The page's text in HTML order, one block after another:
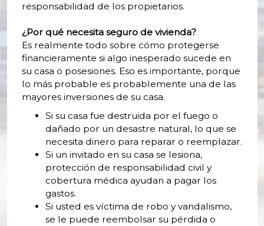
responsabilidad de los propietarios.
¿Por qué necesita seguro de vivienda?
Es realmente todo sobre cómo protegerse
financieramente si algo inesperado sucede en
su casa o posesiones. Eso es importante, porque
lo más probable es probablemente una de las
mayores inversiones de su casa.
Si su casa fue destruida por el fuego o
dañado por un desastre natural, lo que se
necesita dinero para reparar o reemplazar.
Si un invitado en su casa se lesiona,
protección de responsabilidad civil y
cobertura médica ayudan a pagar los
gastos.
Si usted es víctima de robo y vandalismo,
se le puede reembolsar su pérdida o